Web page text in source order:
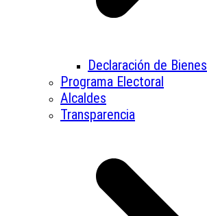
Declaración de Bienes
Programa Electoral
Alcaldes
Transparencia